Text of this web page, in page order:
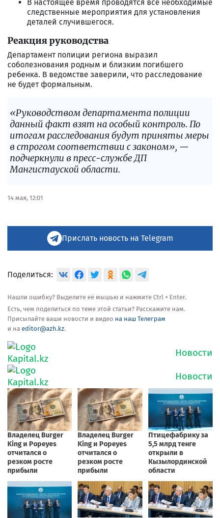
В настоящее время проводятся все необходимые
следственные мероприятия для установления
деталей случившегося.
Реакция руководства
Департамент полиции региона выразил
соболезнования родным и близким погибшего
ребенка. В ведомстве заверили, что расследование
не будет формальным.
«Руководством департамента полиции
данный факт взят на особый контроль. По
итогам расследования будут приняты меры
в строгом соответствии с законом», —
подчеркнули в пресс-службе ДП
Мангистауской области.
14 мая, 12:01
Прислать новость на Telegram
Поделиться:
Нашли ошибку? Выделите её мышью и нажмите Ctrl + Enter.
Есть, чем поделиться по теме этой статьи? Расскажите нам.
Присылайте ваши новости и видео на наш Телеграм
и на editor@azh.kz.